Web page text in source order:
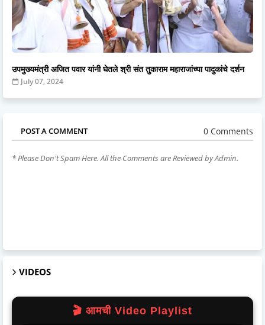
उपमुख्यमंत्री अजित पवार यांनी घेतले श्री संत तुकाराम महाराजांच्या पादुकांचे दर्शन
July 07, 2024
POST A COMMENT 0 Comments
* Please Don't Spam Here. All the Comments are Reviewed by Admin.
VIDEOS
🎬 आमची Video Playlist